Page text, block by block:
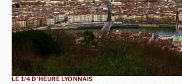
LE 1/4 D'HEURE LYONNAIS